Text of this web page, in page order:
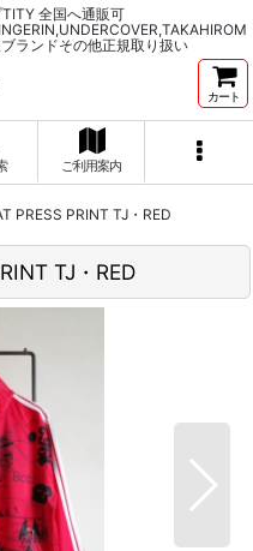
全国へ通販可
ランドその他正規取り扱い
カート
ご利用案内
PRESS PRINT TJ・RED
TJ・RED